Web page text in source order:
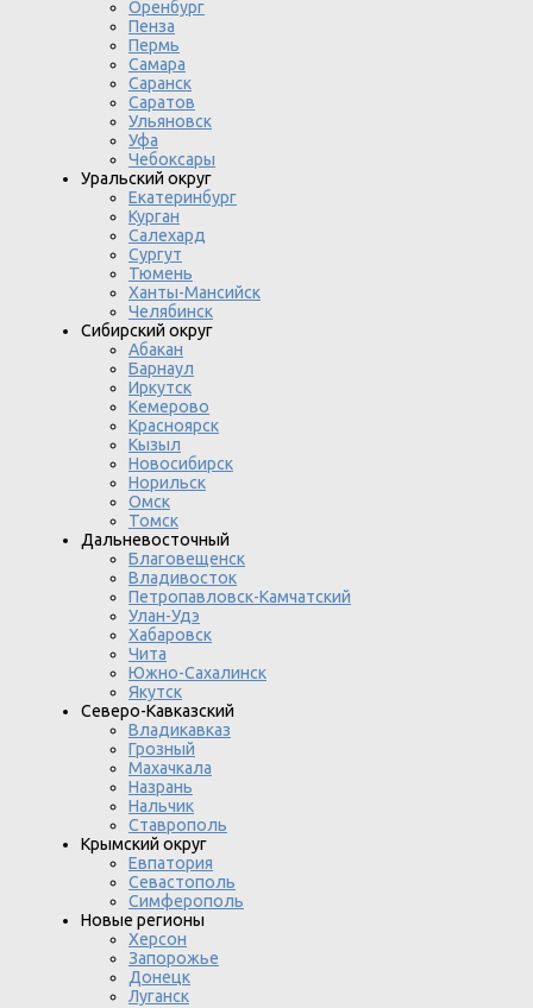
Оренбург
Пенза
Пермь
Самара
Саранск
Саратов
Ульяновск
Уфа
Чебоксары
Уральский округ
Екатеринбург
Курган
Салехард
Сургут
Тюмень
Ханты-Мансийск
Челябинск
Сибирский округ
Абакан
Барнаул
Иркутск
Кемерово
Красноярск
Кызыл
Новосибирск
Норильск
Омск
Томск
Дальневосточный
Благовещенск
Владивосток
Петропавловск-Камчатский
Улан-Удэ
Хабаровск
Чита
Южно-Сахалинск
Якутск
Северо-Кавказский
Владикавказ
Грозный
Махачкала
Назрань
Нальчик
Ставрополь
Крымский округ
Евпатория
Севастополь
Симферополь
Новые регионы
Херсон
Запорожье
Донецк
Луганск